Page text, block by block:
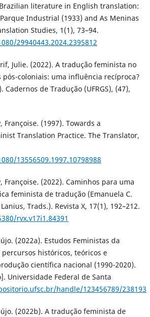
literature in English translation:
Industrial (1933) and As Meninas
Studies, 1(1), 73–94.
29940443.2024.2395812
Julie. (2022). A tradução feminista no
pós-coloniais: uma influência recíproca?
Cadernos de Tradução (UFRGS), (47),
Françoise. (1997). Towards a
Translation Practice. The Translator,
13556509.1997.10798988
Françoise. (2022). Caminhos para uma
feminista de tradução (Emanuela C.
Trads.). Revista X, 17(1), 192–212.
rvx.v17i1.84391
(2022a). Estudos Feministas da
históricos, teóricos e
científica nacional (1990-2020).
Universidade Federal de Santa
handle/123456789/238193
(2022b). A tradução feminista de